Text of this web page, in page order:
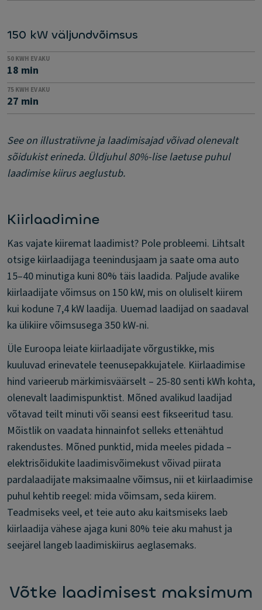
150 kW väljundvõimsus
50 KWH EV AKU
18 min
75 KWH EV AKU
27 min
See on illustratiivne ja laadimisajad võivad olenevalt
sõidukist erineda. Üldjuhul 80%-lise laetuse puhul
laadimise kiirus aeglustub.
Kiirlaadimine
Kas vajate kiiremat laadimist? Pole probleemi. Lihtsalt
otsige kiirlaadijaga teenindusjaam ja saate oma auto
15–40 minutiga kuni 80% täis laadida. Paljude avalike
kiirlaadijate võimsus on 150 kW, mis on oluliselt kiirem
kui kodune 7,4 kW laadija. Uuemad laadijad on saadaval
ka ülikiire võimsusega 350 kW-ni.
Üle Euroopa leiate kiirlaadijate võrgustikke, mis
kuuluvad erinevatele teenusepakkujatele. Kiirlaadimise
hind varieerub märkimisväärselt – 25-80 senti kWh kohta,
olenevalt laadimispunktist. Mõned avalikud laadijad
võtavad teilt minuti või seansi eest fikseeritud tasu.
Mõistlik on vaadata hinnainfot selleks ettenähtud
rakendustes. Mõned punktid, mida meeles pidada –
elektrisõidukite laadimisvõimekust võivad piirata
pardalaadijate maksimaalne võimsus, nii et kiirlaadimise
puhul kehtib reegel: mida võimsam, seda kiirem.
Teadmiseks veel, et teie auto aku kaitsmiseks laeb
kiirlaadija vähese ajaga kuni 80% teie aku mahust ja
seejärel langeb laadimiskiirus aeglasemaks.
Võtke laadimisest maksimum